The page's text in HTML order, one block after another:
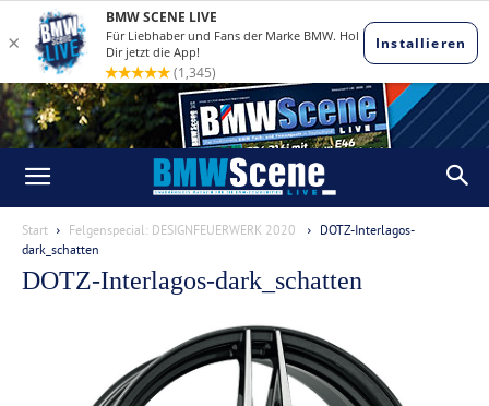
Start Felgenspecial: DESIGNFEUERWERK 2020
DOTZ-Interlagos-
dark_schatten
DOTZ-Interlagos-dark_schatten